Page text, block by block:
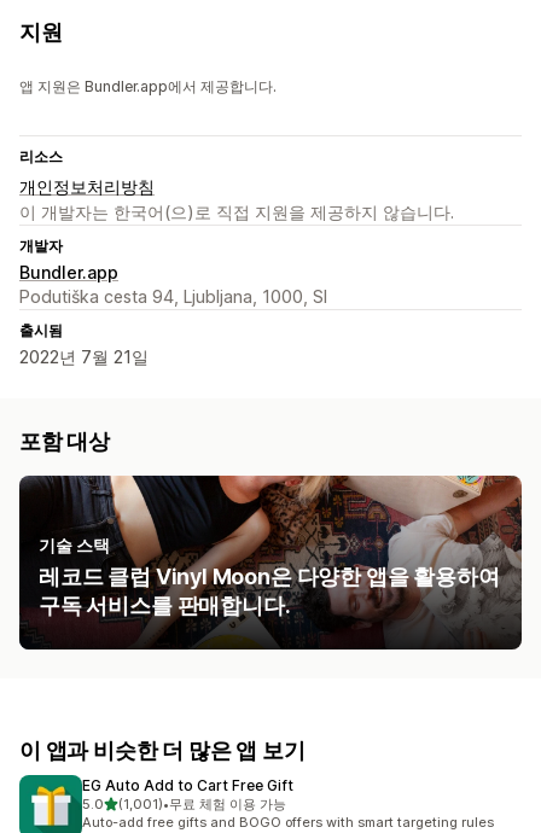
지원
앱 지원은 Bundler.app에서 제공합니다.
리소스
개인정보처리방침
이 개발자는 한국어(으)로 직접 지원을 제공하지 않습니다.
개발자
Bundler.app
Podutiška cesta 94, Ljubljana, 1000, SI
출시됨
2022년 7월 21일
포함 대상
기술 스택
레코드 클럽 Vinyl Moon은 다양한 앱을 활용하여
구독 서비스를 판매합니다.
이 앱과 비슷한 더 많은 앱 보기
EG Auto Add to Cart Free Gift
5.0별 5개 중
(1,001)
총 리뷰 1001개
•무료 체험 이용 가능
Auto-add free gifts and BOGO offers with smart targeting rules